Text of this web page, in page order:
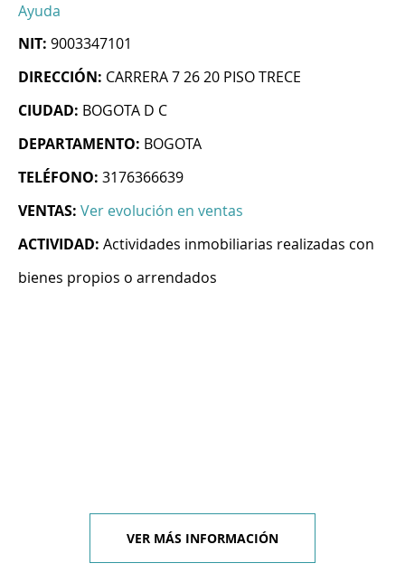
Ayuda
NIT: 9003347101
DIRECCIÓN: CARRERA 7 26 20 PISO TRECE
CIUDAD: BOGOTA D C
DEPARTAMENTO: BOGOTA
TELÉFONO: 3176366639
VENTAS: Ver evolución en ventas
ACTIVIDAD: Actividades inmobiliarias realizadas con
bienes propios o arrendados
VER MÁS INFORMACIÓN